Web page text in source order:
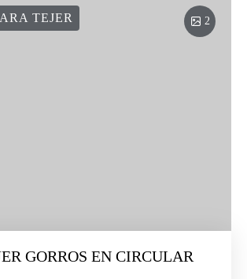
2
TEJER
GORROS EN CIRCULAR